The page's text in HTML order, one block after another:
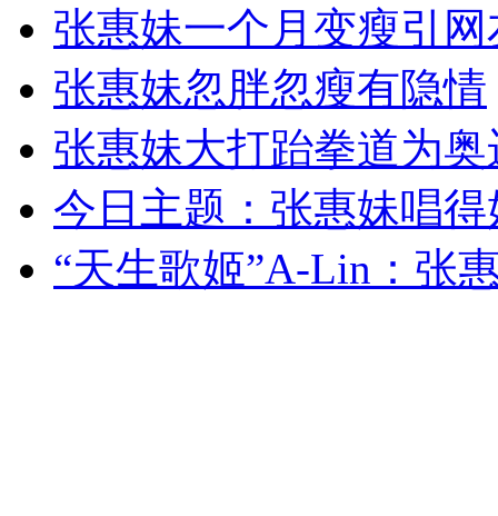
安徽一实载49人客车翻车
走！跟着总书记去植树
张惠妹一个月变瘦引
张惠妹忽胖忽瘦有隐情
张惠妹大打跆拳道为
今日主题：张惠妹唱
“天生歌姬”A-Lin：张